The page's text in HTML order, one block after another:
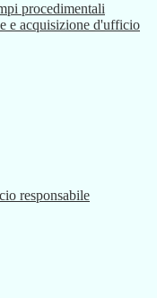
procedimentali
e acquisizione d'ufficio
responsabile